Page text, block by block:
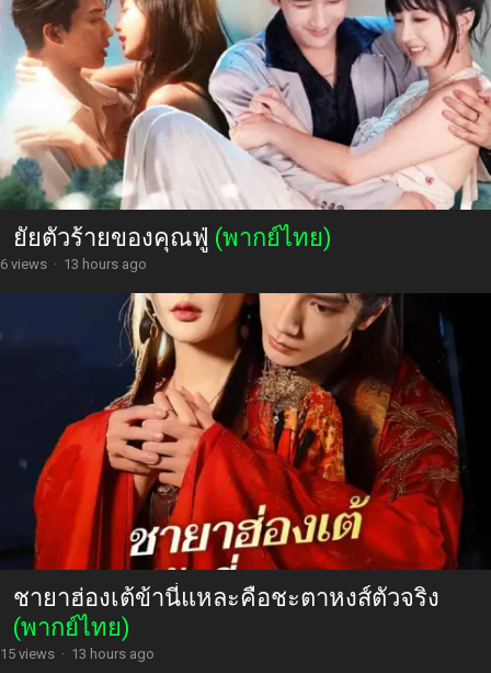
ยัยตัวร้ายของคุณฟู่ (พากย์ไทย)
6 views · 13 hours ago
ชายาฮ่องเต้ข้านี่แหละคือชะตาหงส์ตัวจริง
(พากย์ไทย)
15 views · 13 hours ago